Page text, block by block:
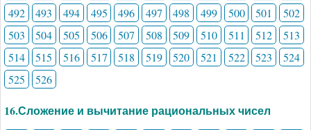
492
493 494 495 496 497 498 499 500 501
502
503
504 505 506 507 508 509 510 511 512
513
514
515 516 517 518 519 520 521 522 523
524
525
526
16.Сложение и вычитание рациональных чисел